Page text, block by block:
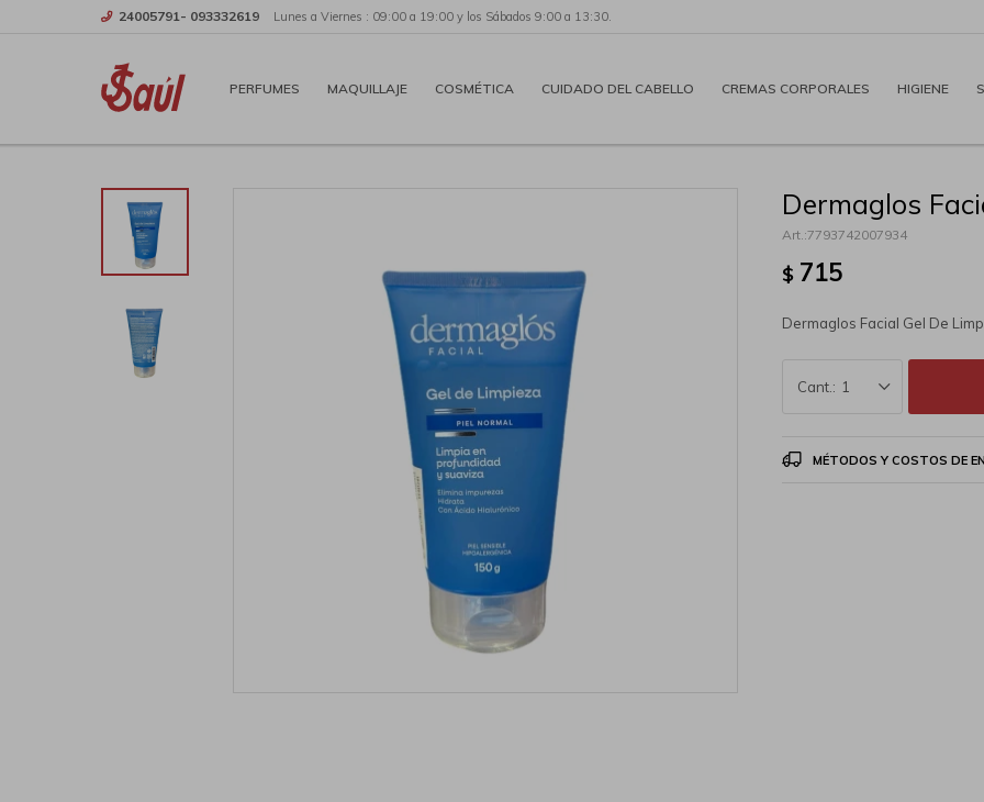
PERFUMES MAQUILLAJE COSMÉTICA CUIDADO DEL CABELLO CREMAS CORPORALES HIGIENE
24005791- 093332619 Lunes a Viernes : 09:00 a 19:00 y los Sábados 9:00 a 13:30.
Dermaglos
7793742007934
$ 715
Dermaglos Facial Gel De
1
MÉTODOS Y COSTOS DE